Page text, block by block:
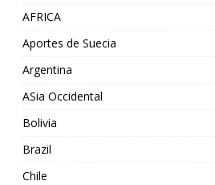
AFRICA
Aportes de Suecia
Argentina
ASia Occidental
Bolivia
Brazil
Chile